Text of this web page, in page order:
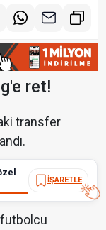
ret!
transfer
İŞARETLE
futbolcu